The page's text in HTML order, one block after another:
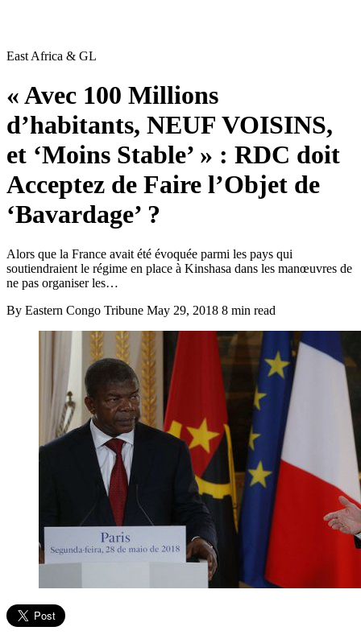
East Africa & GL
« Avec 100 Millions
d’habitants, NEUF VOISINS,
et ‘Moins Stable’ » : RDC doit
Acceptez de Faire l’Objet de
‘Bavardage’ ?
Alors que la France avait été évoquée parmi les pays qui
soutiendraient le régime en place à Kinshasa dans les manœuvres de
ne pas organiser les…
By Eastern Congo Tribune May 29, 2018 8 min read